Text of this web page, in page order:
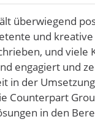
überwiegend
und
und
engagiert und
in der
Counterpart
in den